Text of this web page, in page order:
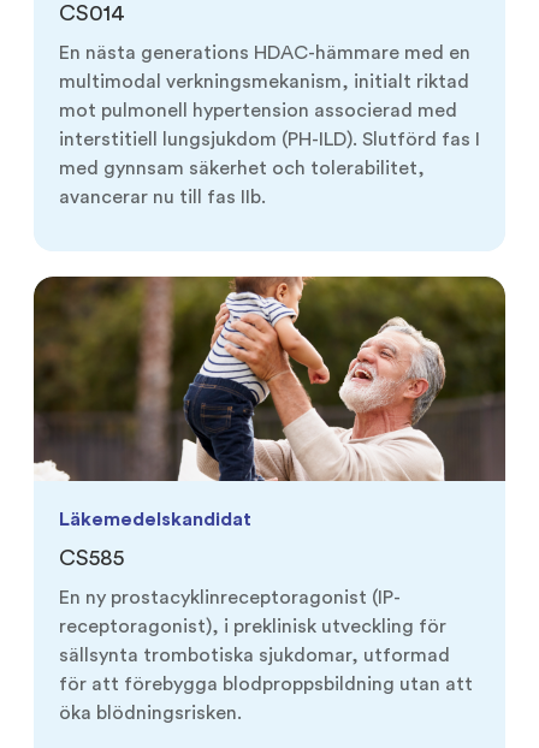
CS014
En nästa generations HDAC-hämmare med en
multimodal verkningsmekanism, initialt riktad
mot pulmonell hypertension associerad med
interstitiell lungsjukdom (PH-ILD). Slutförd fas I
med gynnsam säkerhet och tolerabilitet,
avancerar nu till fas IIb.
Läkemedelskandidat
CS585
En ny prostacyklinreceptoragonist (IP-
receptoragonist), i preklinisk utveckling för
sällsynta trombotiska sjukdomar, utformad
för att förebygga blodproppsbildning utan att
öka blödningsrisken.